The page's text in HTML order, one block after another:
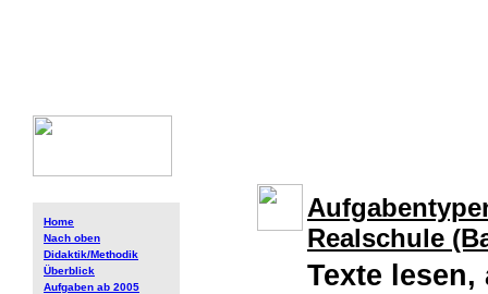
Home
Nach oben
Didaktik/Methodik
Überblick
Aufgaben ab 2005
Realschule
Texte